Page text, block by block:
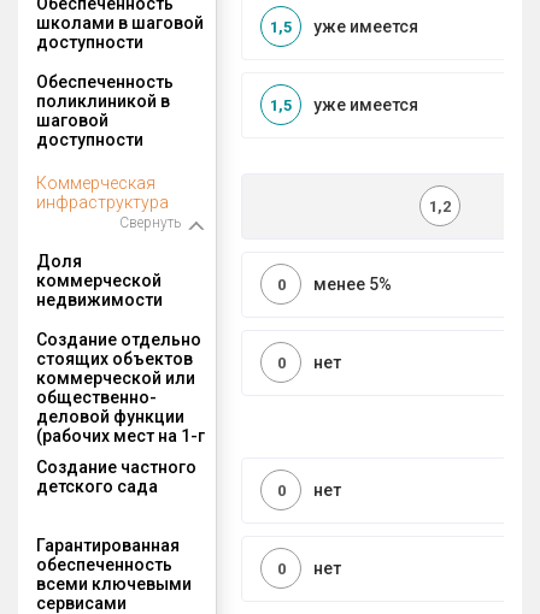
школами в шаговой
доступности
уже имеется
1,5
Обеспеченность
поликлиникой в
шаговой
доступности
уже имеется
1,5
Коммерческая
инфраструктура
Свернуть
1,2
Доля
коммерческой
недвижимости
менее 5%
0
Создание отдельно
стоящих объектов
коммерческой или
общественно-
деловой функции
(рабочих мест на 1-г
нет
0
Создание частного
детского сада
нет
0
Гарантированная
обеспеченность
всеми ключевыми
сервисами
нет
0